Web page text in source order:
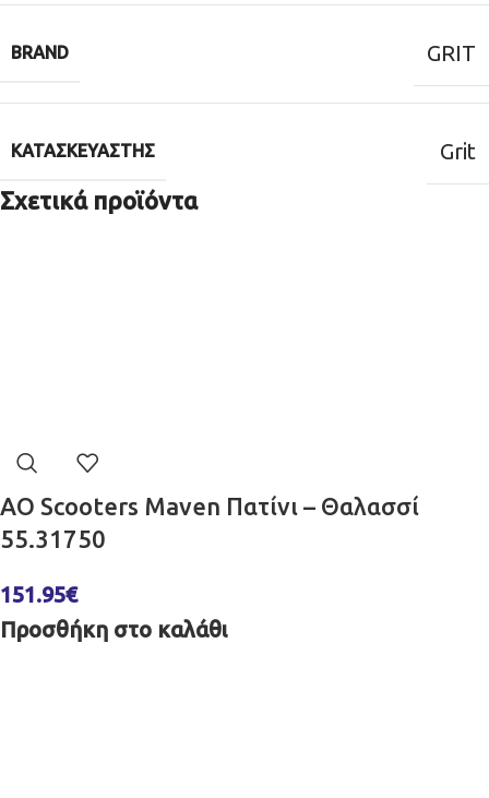
BRAND GRIT
ΚΑΤΑΣΚΕΥΑΣΤΉΣ Grit
Σχετικά προϊόντα
AO Scooters Maven Πατίνι – Θαλασσί
55.31750
151.95€
Προσθήκη στο καλάθι